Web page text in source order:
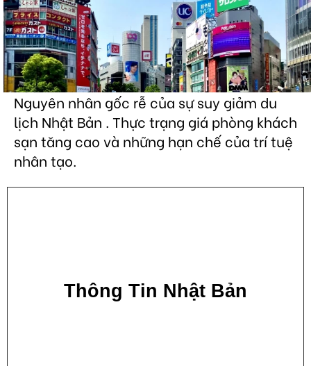
Nguyên nhân gốc rễ của sự suy giảm du
lịch Nhật Bản . Thực trạng giá phòng khách
sạn tăng cao và những hạn chế của trí tuệ
nhân tạo.
Thông Tin Nhật Bản